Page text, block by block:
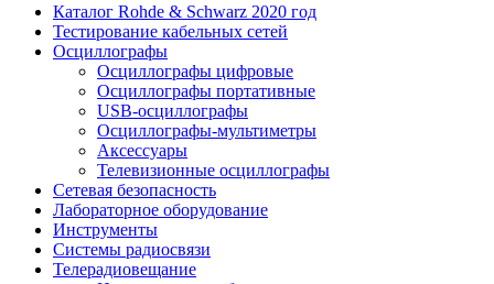
Каталог Rohde & Schwarz 2020 год
Тестирование кабельных сетей
Осциллографы
Осциллографы цифровые
Осциллографы портативные
USB-осциллографы
Осциллографы-мультиметры
Аксессуары
Телевизионные осциллографы
Сетевая безопасность
Лабораторное оборудование
Инструменты
Системы радиосвязи
Телерадиовещание